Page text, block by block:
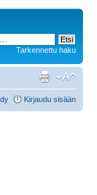
Tarkennettu haku
Kirjaudu sisään